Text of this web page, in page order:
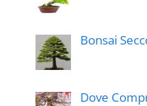
Bonsai
Dove